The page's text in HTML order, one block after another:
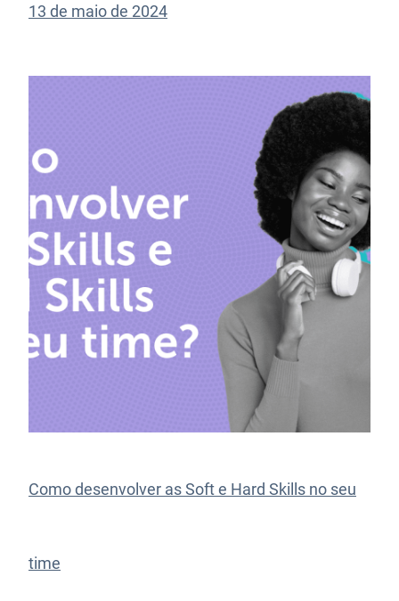
13 de maio de 2024
Como desenvolver as Soft e Hard Skills no seu
time